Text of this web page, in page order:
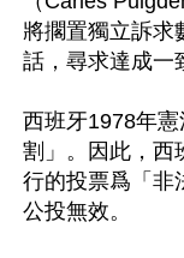
將擱置獨立訴求
話，尋求達成一
西班牙1978年
割」。因此，西
行的投票爲「非
公投無效。